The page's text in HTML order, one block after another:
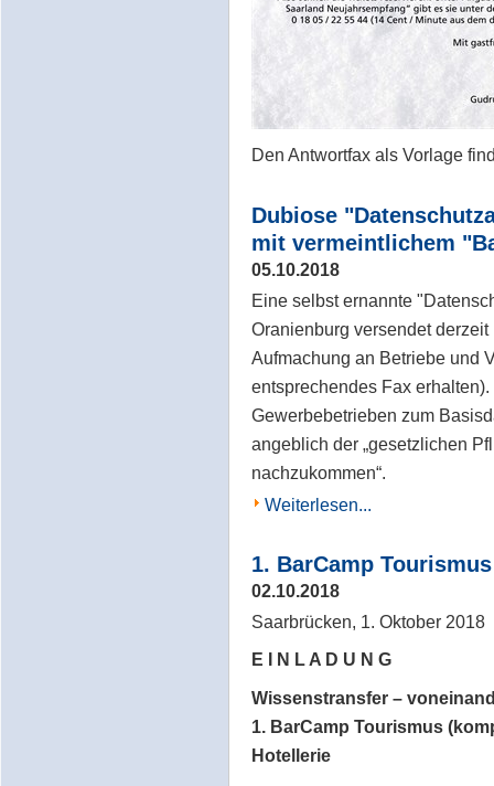
Den Antwortfax als Vorlage
Dubiose
mit vermeintlichem
05.10.2018
Eine selbst ernannte
Oranienburg versendet
Aufmachung an Betriebe und
entsprechendes Fax
Gewerbebetrieben zum
angeblich der „gesetzlichen
nachzukommen“.
Weiterlesen...
1. BarCamp
02.10.2018
Saarbrücken, 1. Oktober 2018
E I N L A D U N G
Wissenstransfer –
1. BarCamp Tourismus
Hotellerie